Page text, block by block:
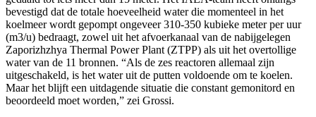
bevestigd dat de totale hoeveelheid water die momenteel in het
koelmeer wordt gepompt ongeveer 310-350 kubieke meter per uur
(m3/u) bedraagt, zowel uit het afvoerkanaal van de nabijgelegen
Zaporizhzhya Thermal Power Plant (ZTPP) als uit het overtollige
water van de 11 bronnen. “Als de zes reactoren allemaal zijn
uitgeschakeld, is het water uit de putten voldoende om te koelen.
Maar het blijft een uitdagende situatie die constant gemonitord en
beoordeeld moet worden,” zei Grossi.